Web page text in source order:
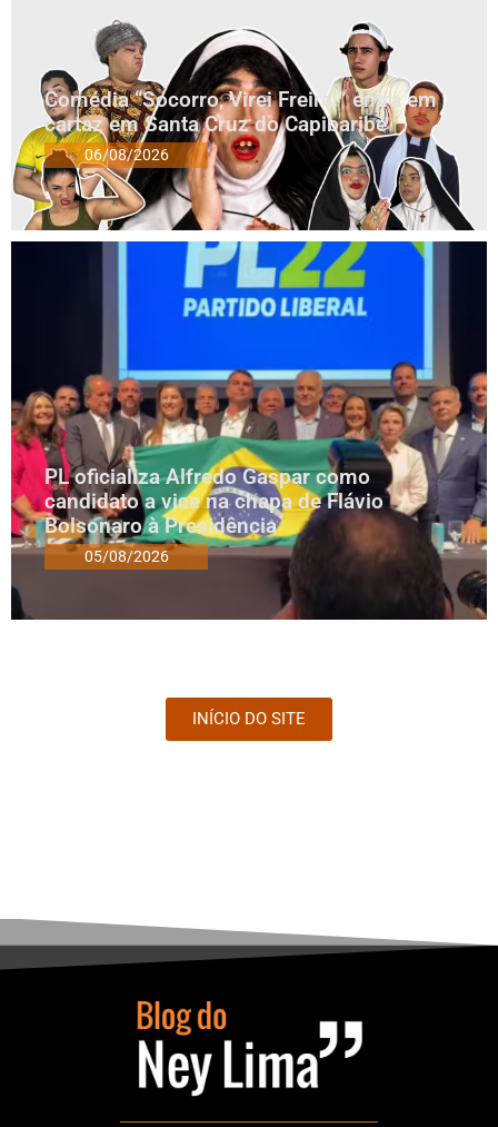
Comédia “Socorro, Virei Freira!” entra em
cartaz em Santa Cruz do Capibaribe
06/08/2026
PL oficializa Alfredo Gaspar como
candidato a vice na chapa de Flávio
Bolsonaro à Presidência
05/08/2026
INÍCIO DO SITE